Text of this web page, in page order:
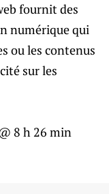
fournit des
numérique qui
ou les contenus
sur les
8 h 26 min